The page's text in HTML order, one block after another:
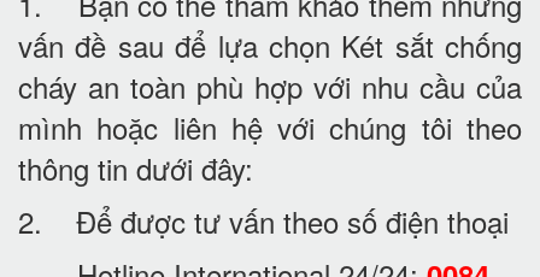
vấn đề sau để lựa chọn Két sắt chống
cháy an toàn phù hợp với nhu cầu của
mình hoặc liên hệ với chúng tôi theo
thông tin dưới đây:
2. Để được tư vấn theo số điện thoại